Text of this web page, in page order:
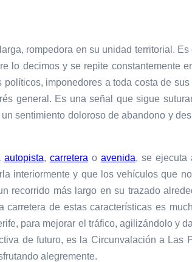
rompedora en su unidad territorial.
lo decimos y se repite constantemente
imponedores a toda costa de
general. Es una señal que sigue
sentimiento doloroso de abandono y
autopista, carretera o avenida, se ejecuta
interiormente y que los vehículos que
recorrido más largo en su trazado
de estas características es
para mejorar el tráfico, agilizándolo y
de futuro, es la Circunvalación a Las
alegremente.